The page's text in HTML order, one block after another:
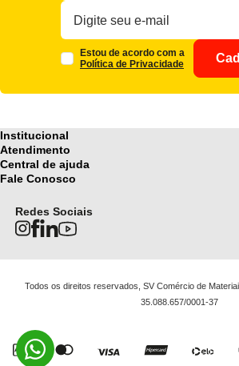
Estou de acordo com a
Política de Privacidade
Institucional
Sobre Nós
Nossas Lojas
Privacidade e Segurança
Termos e Condições
Atendimento
Formas de pagamento
Regulamentos
Central de ajuda
Fale Conosco
Frete e Entrega
Troca e Devoluções
Fale Conosco
(085) 3214-7900
Segunda a Sexta: 08h as 18h | Sábado
: 08h ás 12h
Redes Sociais
Todos os direitos reservados, SV Comércio de
35.088.657/0001-37